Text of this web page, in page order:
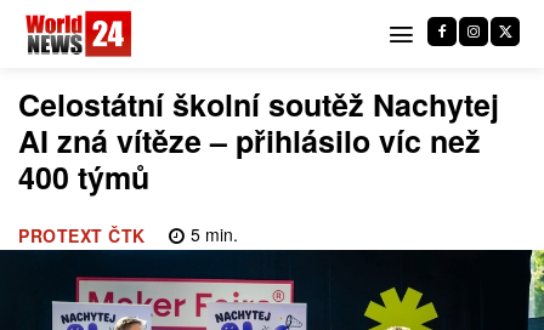
Celostátní školní soutěž Nachytej
AI zná vítěze – přihlásilo víc než
400 týmů
PROTEXT ČTK 5min.